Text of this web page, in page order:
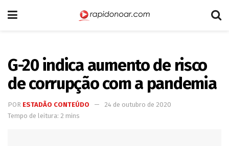
G-20 indica aumento de risco
de corrupção com a pandemia
POR ESTADÃO CONTEÚDO
24 de outubro de 2020
Tempo de leitura: 2 mins